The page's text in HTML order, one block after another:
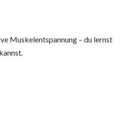
Muskelentspannung – du lernst